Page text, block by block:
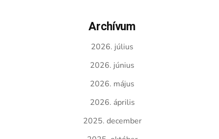
Archívum
2026. július
2026. június
2026. május
2026. április
2025. december